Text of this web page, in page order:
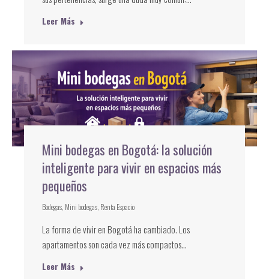
Leer Más
Mini bodegas en Bogotá: la solución
inteligente para vivir en espacios más
pequeños
Bodegas Mini bodegas Renta Espacio
La forma de vivir en Bogotá ha cambiado. Los
apartamentos son cada vez más compactos…
Leer Más